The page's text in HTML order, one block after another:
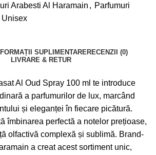
Arabesti Al Haramain , Parfumuri
Unisex
SUPLIMENTARERECENZII (0)
LIVRARE & RETUR
Al Oud Spray 100 ml te introduce
a parfumurilor de lux, marcând
și eleganței în fiecare picătură.
îmbinarea perfectă a notelor prețioase,
olfactivă complexă și sublimă. Brand-
a creat acest sortiment unic,